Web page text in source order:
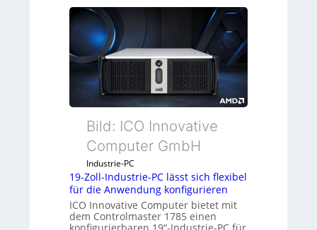
r
k
a
u
s
g
l
i
h
e
Bild: ICO Innovative
Computer GmbH
Industrie-PC
19-Zoll-Industrie-PC lässt sich flexibel
für die Anwendung konfigurieren
ICO Innovative Computer bietet mit
dem Controlmaster 1785 einen